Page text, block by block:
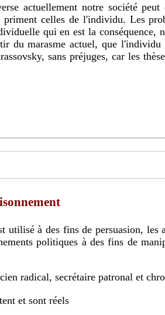
actuellement notre société
celles de l'individu. Les
qui en est la conséquence,
du marasme actuel, que
sans préjuges, car les
politiques à des fins de
radical, secrétaire patronal et
et sont réels